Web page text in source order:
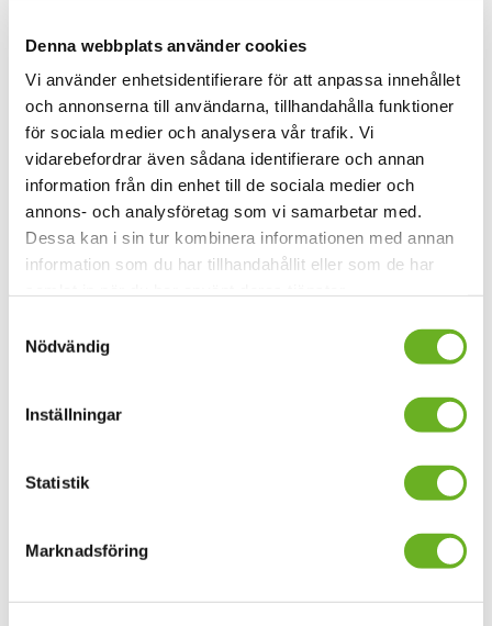
Denna webbplats använder cookies
Vi använder enhetsidentifierare för att anpassa innehållet
och annonserna till användarna, tillhandahålla funktioner
för sociala medier och analysera vår trafik. Vi
vidarebefordrar även sådana identifierare och annan
information från din enhet till de sociala medier och
annons- och analysföretag som vi samarbetar med.
Dessa kan i sin tur kombinera informationen med annan
information som du har tillhandahållit eller som de har
Nödvändig
Inställningar
Statistik
Marknadsföring
Kontakt:ofr@uniarts.se
Saco-S
Webbplats:www.saco.se/lokala-webbplatser/saco-s
Kontakt:saco-s@uniarts.se
SEKO
Webbplats:
www.seko.se
Din mejladress